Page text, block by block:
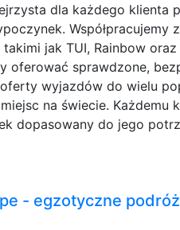
dla każdego klienta
Współpracujemy
jak TUI, Rainbow
oferować sprawdzone,
wyjazdów do wielu
na świecie. Każdemu
dopasowany do jego
- egzotyczne